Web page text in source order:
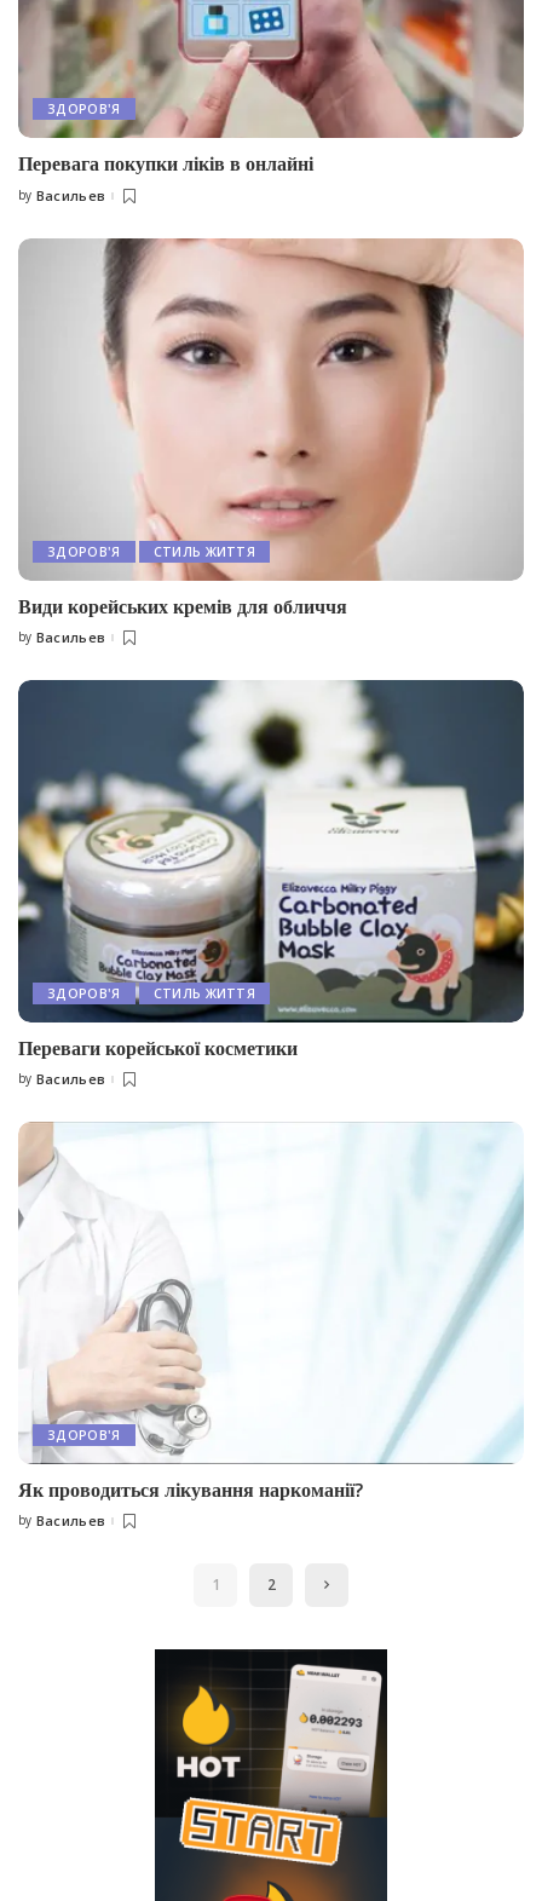
ЗДОРОВ'Я
Перевага покупки ліків в онлайні
Posted
by Васильев
ЗДОРОВ'Я СТИЛЬ ЖИТТЯ
Види корейських кремів для обличчя
Posted
by Васильев
ЗДОРОВ'Я СТИЛЬ ЖИТТЯ
Переваги корейської косметики
Posted
by Васильев
ЗДОРОВ'Я
Як проводиться лікування наркоманії?
Posted
by Васильев
1 2